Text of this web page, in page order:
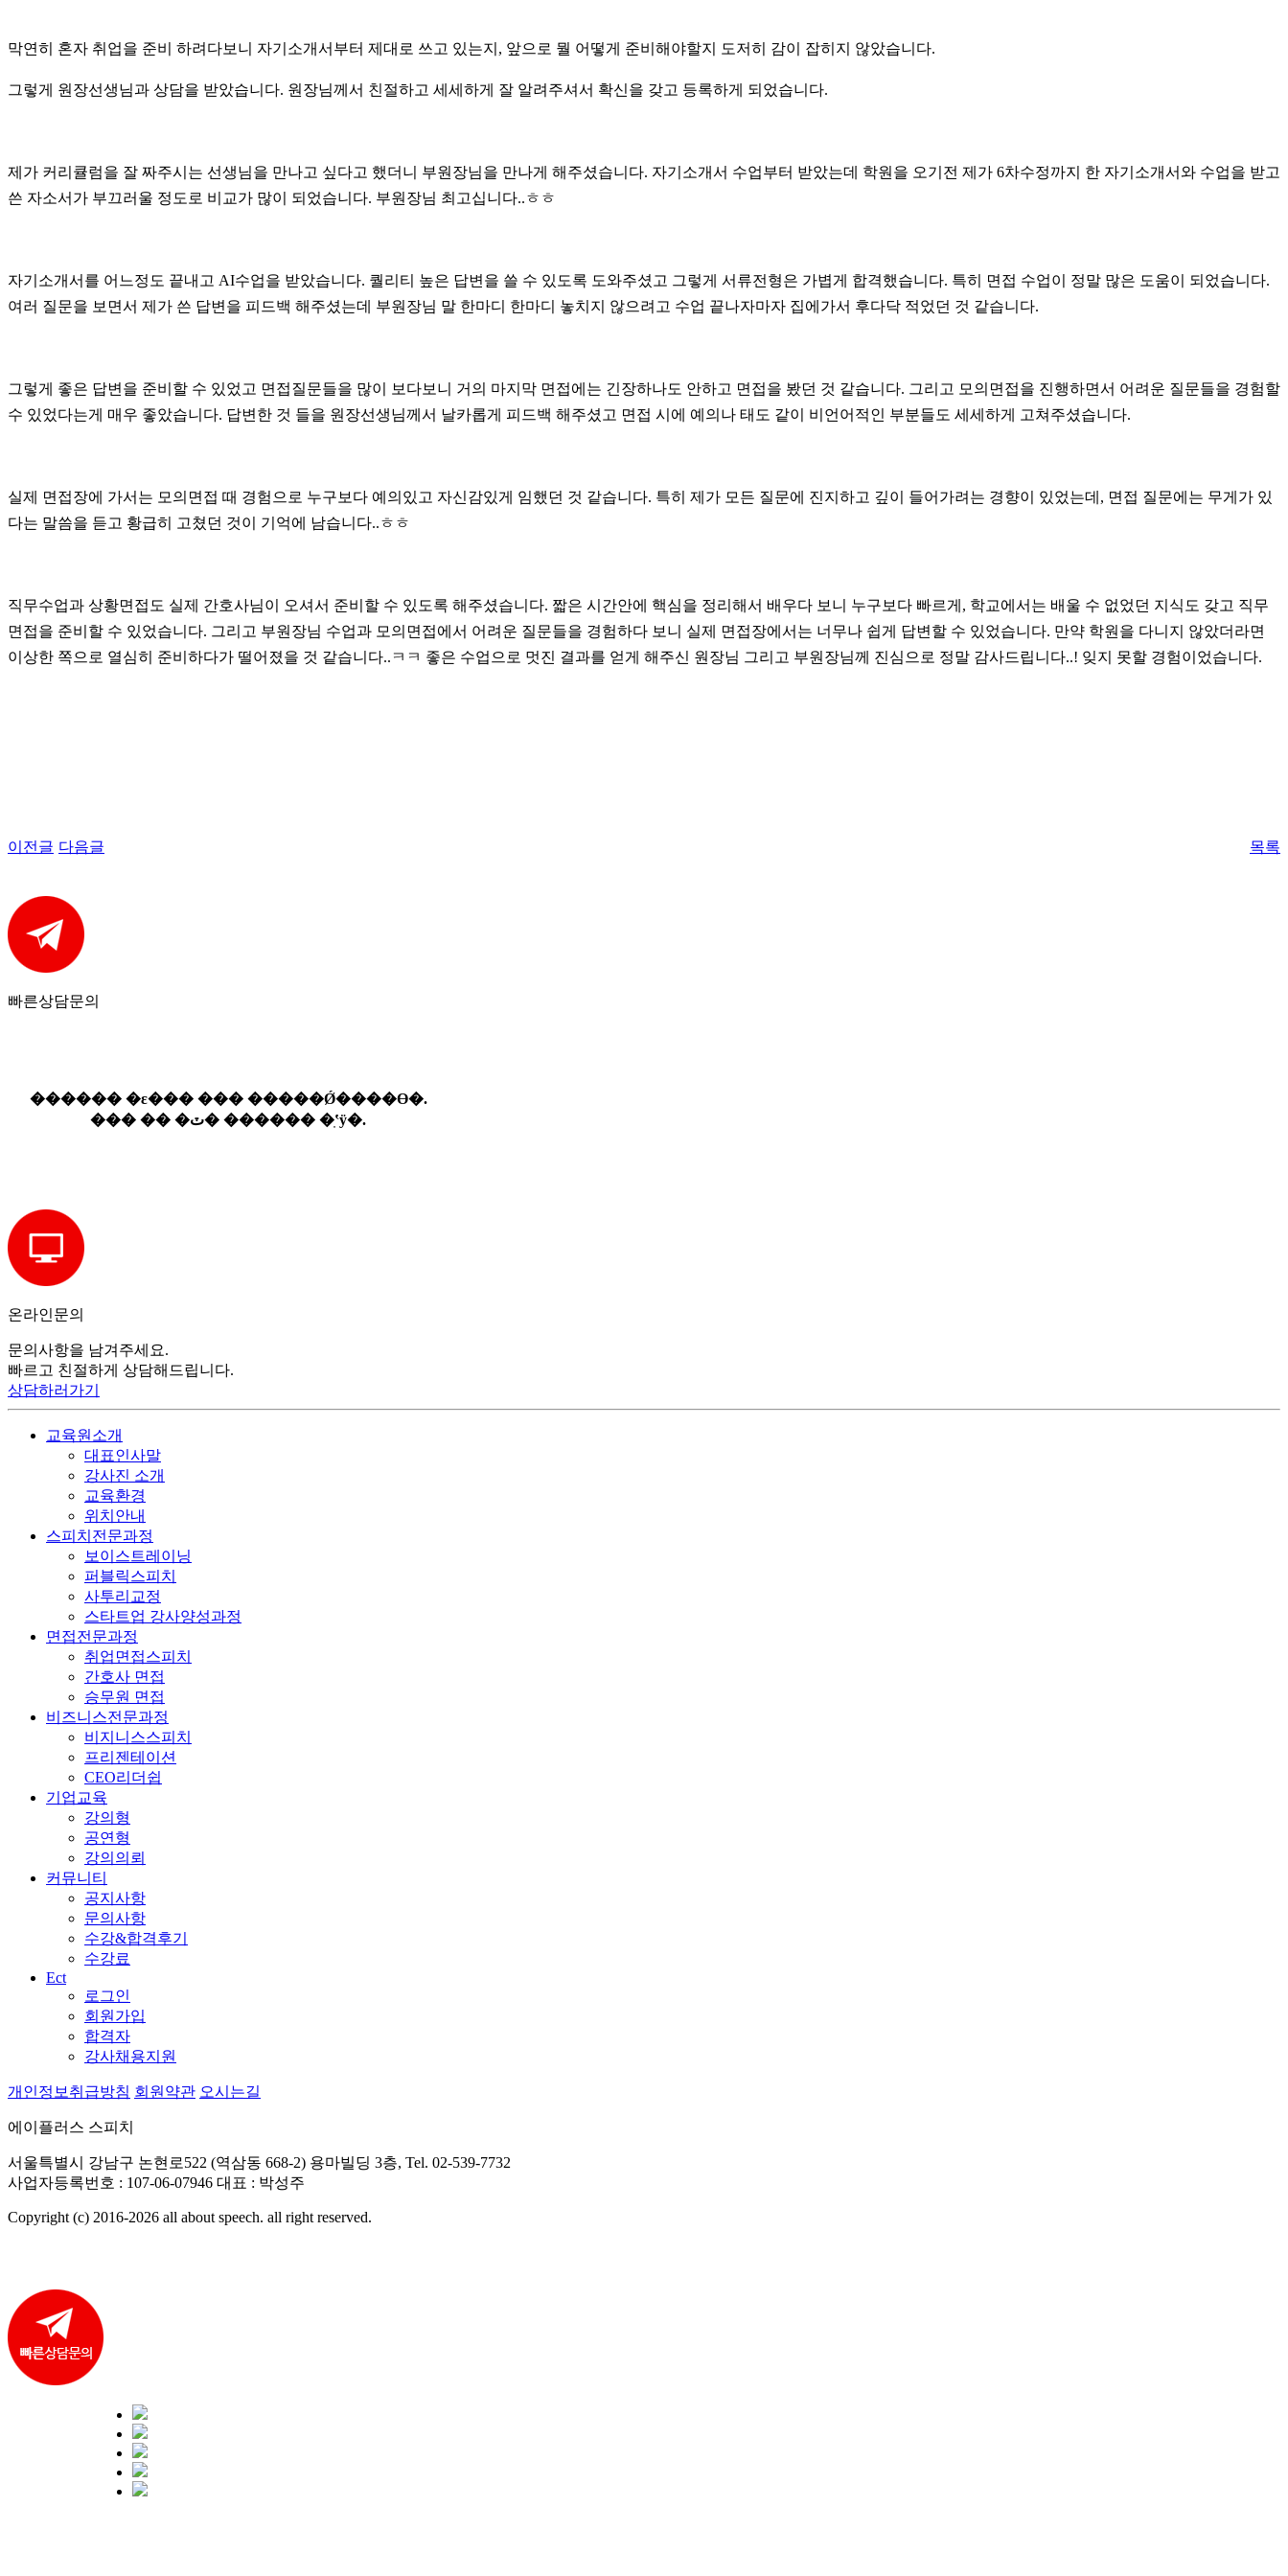
막연히 혼자 취업을 준비 하려다보니 자기소개서부터 제대로 쓰고 있는지, 앞으로 뭘 어떻게 준비해야할지 도저히 감이 잡히지 않았습니다.
그렇게 원장선생님과 상담을 받았습니다. 원장님께서 친절하고 세세하게 잘 알려주셔서 확신을 갖고 등록하게 되었습니다.
제가 커리큘럼을 잘 짜주시는 선생님을 만나고 싶다고 했더니 부원장님을 만나게 해주셨습니다. 자기소개서 수업부터 받았는데 학원을 오기전 제가 6차수정까지 한 자기소개서와 수업을 받고
쓴 자소서가 부끄러울 정도로 비교가 많이 되었습니다. 부원장님 최고십니다..ㅎㅎ
자기소개서를 어느정도 끝내고 AI수업을 받았습니다. 퀄리티 높은 답변을 쓸 수 있도록 도와주셨고 그렇게 서류전형은 가볍게 합격했습니다. 특히 면접 수업이 정말 많은 도움이 되었습니다.
여러 질문을 보면서 제가 쓴 답변을 피드백 해주셨는데 부원장님 말 한마디 한마디 놓치지 않으려고 수업 끝나자마자 집에가서 후다닥 적었던 것 같습니다.
그렇게 좋은 답변을 준비할 수 있었고 면접질문들을 많이 보다보니 거의 마지막 면접에는 긴장하나도 안하고 면접을 봤던 것 같습니다. 그리고 모의면접을 진행하면서 어려운 질문들을 경험할
수 있었다는게 매우 좋았습니다. 답변한 것 들을 원장선생님께서 날카롭게 피드백 해주셨고 면접 시에 예의나 태도 같이 비언어적인 부분들도 세세하게 고쳐주셨습니다.
실제 면접장에 가서는 모의면접 때 경험으로 누구보다 예의있고 자신감있게 임했던 것 같습니다. 특히 제가 모든 질문에 진지하고 깊이 들어가려는 경향이 있었는데, 면접 질문에는 무게가 있
다는 말씀을 듣고 황급히 고쳤던 것이 기억에 남습니다..ㅎㅎ
직무수업과 상황면접도 실제 간호사님이 오셔서 준비할 수 있도록 해주셨습니다. 짧은 시간안에 핵심을 정리해서 배우다 보니 누구보다 빠르게, 학교에서는 배울 수 없었던 지식도 갖고 직무
면접을 준비할 수 있었습니다. 그리고 부원장님 수업과 모의면접에서 어려운 질문들을 경험하다 보니 실제 면접장에서는 너무나 쉽게 답변할 수 있었습니다. 만약 학원을 다니지 않았더라면
이상한 쪽으로 열심히 준비하다가 떨어졌을 것 같습니다..ㅋㅋ 좋은 수업으로 멋진 결과를 얻게 해주신 원장님 그리고 부원장님께 진심으로 정말 감사드립니다..! 잊지 못할 경험이었습니다.
이전글 다음글 목록
빠른상담문의
온라인문의
문의사항을 남겨주세요.
빠르고 친절하게 상담해드립니다.
상담하러가기
교육원소개
대표인사말
강사진 소개
교육환경
위치안내
스피치전문과정
보이스트레이닝
퍼블릭스피치
사투리교정
스타트업 강사양성과정
면접전문과정
취업면접스피치
간호사 면접
승무원 면접
비즈니스전문과정
비지니스스피치
프리젠테이션
CEO리더쉽
기업교육
강의형
공연형
강의의뢰
커뮤니티
공지사항
문의사항
수강&합격후기
수강료
Ect
로그인
회원가입
합격자
강사채용지원
개인정보취급방침 회원약관 오시는길
에이플러스 스피치
서울특별시 강남구 논현로522 (역삼동 668-2) 용마빌딩 3층, Tel. 02-539-7732
사업자등록번호 : 107-06-07946 대표 : 박성주
Copyright (c) 2016-2026 all about speech. all right reserved.